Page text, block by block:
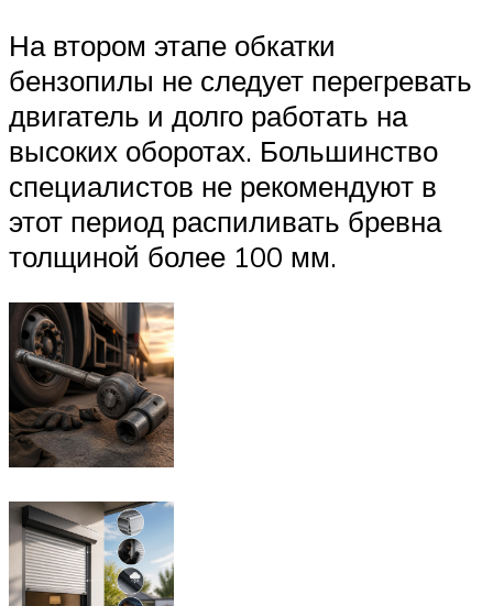
На втором этапе обкатки
бензопилы не следует перегревать
двигатель и долго работать на
высоких оборотах. Большинство
специалистов не рекомендуют в
этот период распиливать бревна
толщиной более 100 мм.